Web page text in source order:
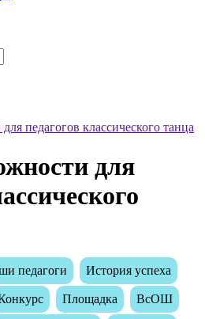
педагогов классического танца
для
педагоги История успеха
Площадка ВсОШ